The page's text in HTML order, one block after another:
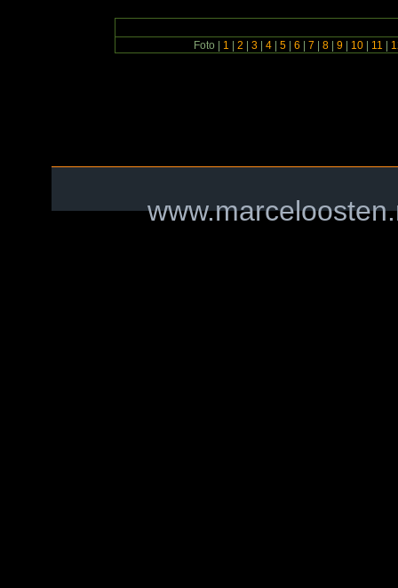
Foto | 1 | 2 | 3 | 4 | 5 | 6 | 7 | 8 | 9 | 10 | 11 |